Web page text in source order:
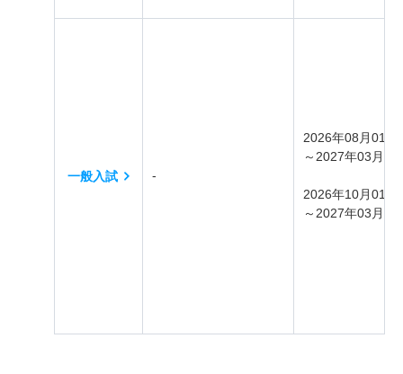
一般入試 ‐
2026年08月01日
～2027年03月31
2026年10月01日
～2027年03月31